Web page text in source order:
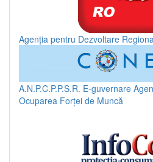
Agenția pentru Dezvoltare
A.N.P.C.P.P.S.R. E-guvernare
Ocuparea Forței de Muncă